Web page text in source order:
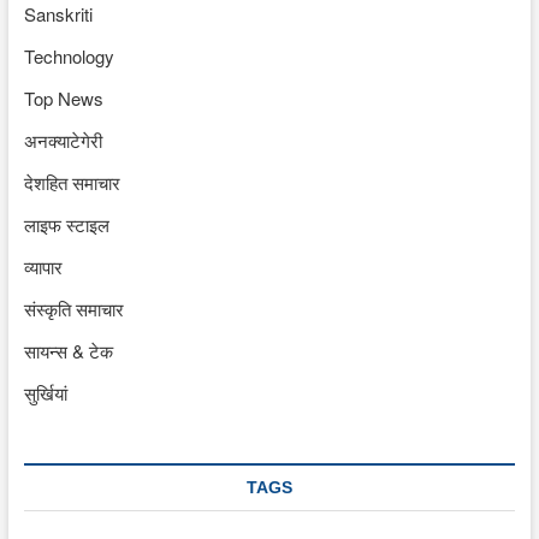
Sanskriti
Technology
Top News
अनक्याटेगेरी
देशहित समाचार
लाइफ स्टाइल
व्यापार
संस्कृति समाचार
सायन्स & टेक
सुर्खियां
TAGS